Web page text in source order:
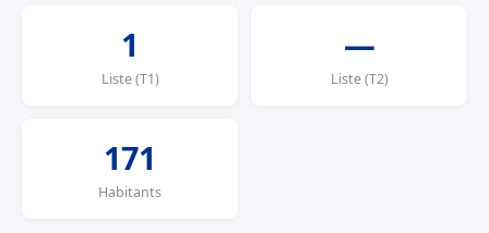
1
Liste (T1)
—
Liste (T2)
171
Habitants